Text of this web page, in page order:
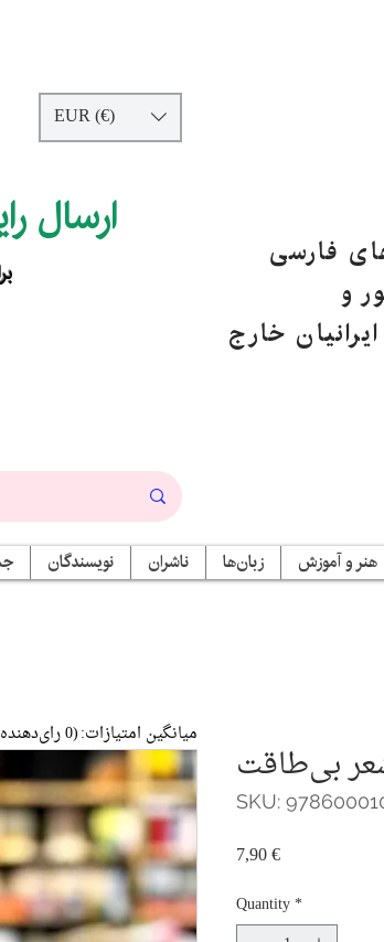
EUR (€)
ارسال
فارسی
و
خارج
هنر و آموزش زبان‌ها ناشران نویسندگان
بی‌طاقت
SKU:
7,90 €Price
Quantity*
میانگین امتیازات:(0 رای‌دهنده)